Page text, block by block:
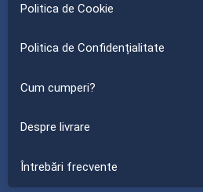
Politica de Cookie
Politica de Confidențialitate
Cum cumperi?
Despre livrare
Întrebări frecvente